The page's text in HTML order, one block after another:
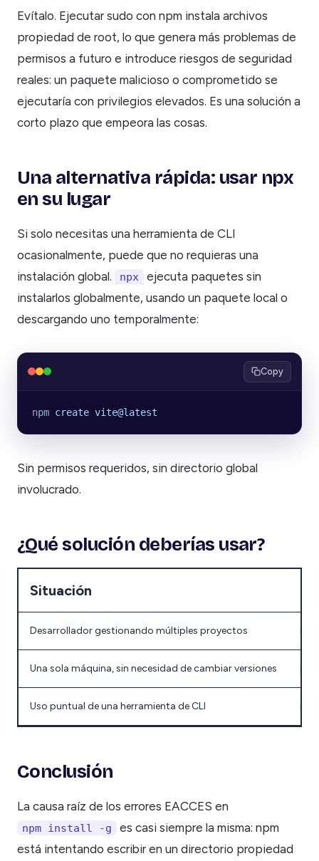
Evítalo. Ejecutar sudo con npm instala archivos
propiedad de root, lo que genera más problemas de
permisos a futuro e introduce riesgos de seguridad
reales: un paquete malicioso o comprometido se
ejecutaría con privilegios elevados. Es una solución a
corto plazo que empeora las cosas.
Una alternativa rápida: usar npx
en su lugar
Si solo necesitas una herramienta de CLI
ocasionalmente, puede que no requieras una
instalación global.
npx
ejecuta paquetes sin
instalarlos globalmente, usando un paquete local o
descargando uno temporalmente:
Copy
npm create vite@latest
Sin permisos requeridos, sin directorio global
involucrado.
¿Qué solución deberías usar?
Situación
Desarrollador gestionando múltiples proyectos nvm
Una sola máquina, sin necesidad de cambiar versiones
Uso puntual de una herramienta de CLI npx
Conclusión
La causa raíz de los errores EACCES en
npm install -g
es casi siempre la misma: npm
está intentando escribir en un directorio propiedad